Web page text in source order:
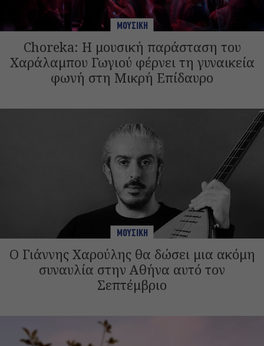
ΜΟΥΣΙΚΗ
Choreka: Η μουσική παράσταση του
Χαράλαμπου Γωγιού φέρνει τη γυναικεία
φωνή στη Μικρή Επίδαυρο
ΜΟΥΣΙΚΗ
Ο Γιάννης Χαρούλης θα δώσει μια ακόμη
συναυλία στην Αθήνα αυτό τον
Σεπτέμβριο